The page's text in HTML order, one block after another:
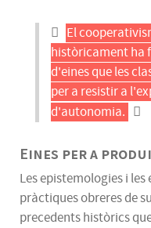
El
històricament ha
d'eines que les
per a resistir a
d'autonomia.
Eines per a
Les epistemologies i les
pràctiques obreres de
precedents històrics